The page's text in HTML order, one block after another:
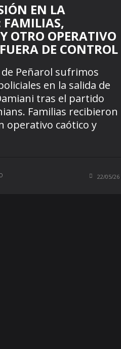
EN LA
OTRO OPERATIVO
DE CONTROL
Peñarol sufrimos
en la salida de
tras el partido
Familias recibieron
operativo caótico y
22/05/26